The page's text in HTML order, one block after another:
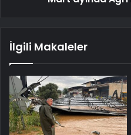
İlgili Makaleler